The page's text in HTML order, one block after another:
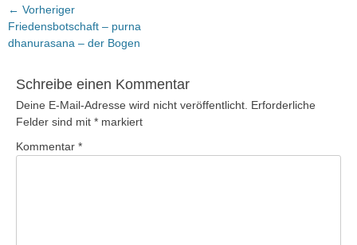
Beitragsnavigation
← Vorheriger
Vorheriger
Beitrag:
Friedensbotschaft – purna
dhanurasana – der Bogen
Schreibe einen Kommentar
Deine E-Mail-Adresse wird nicht veröffentlicht. Erforderliche
Felder sind mit * markiert
Kommentar *